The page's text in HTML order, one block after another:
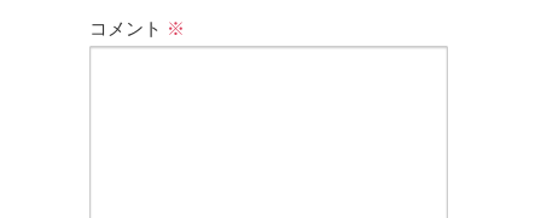
コメント ※